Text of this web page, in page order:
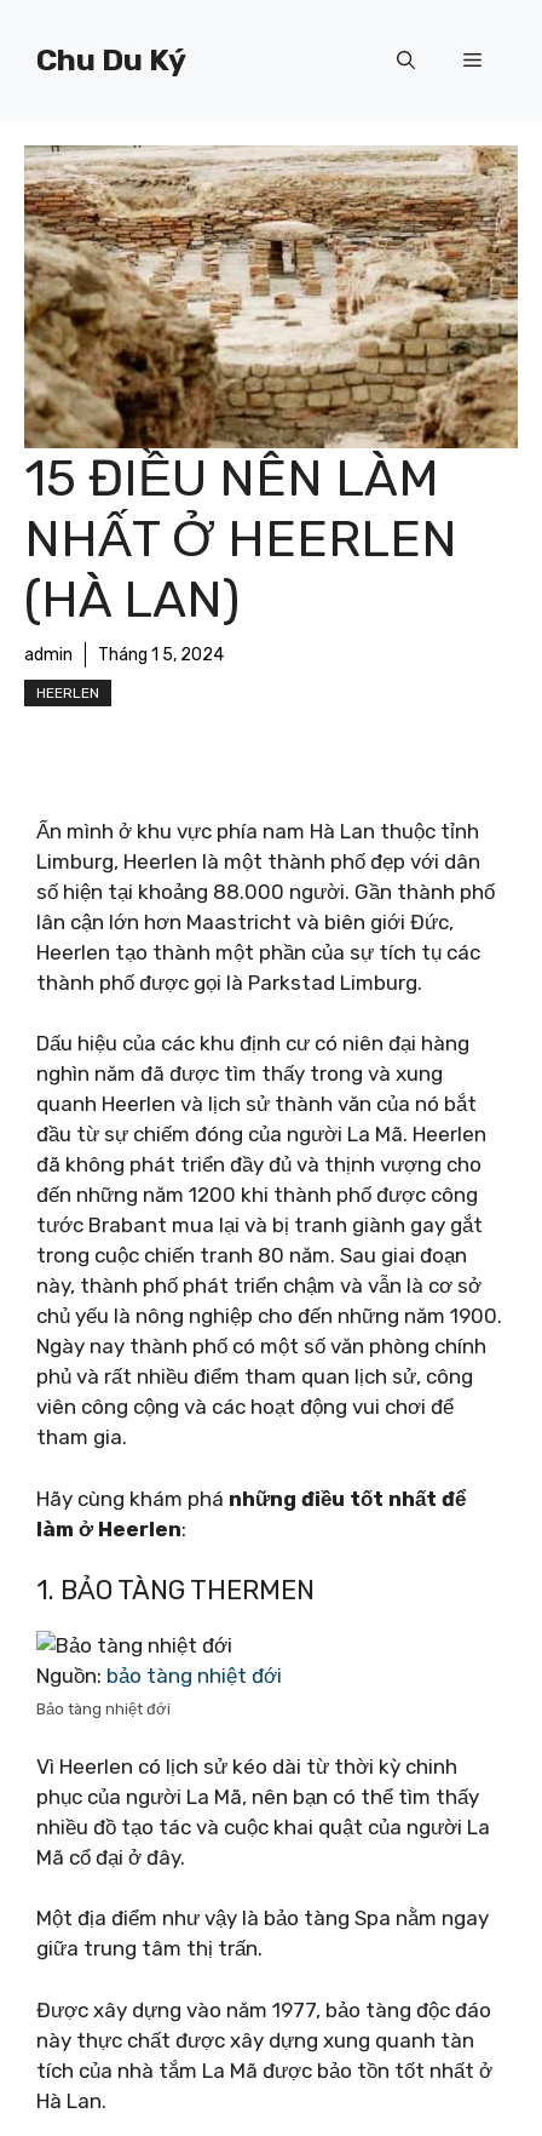
Chu Du Ký Menu
15 ĐIỀU NÊN LÀM
NHẤT Ở HEERLEN
(HÀ LAN)
admin Tháng 1 5, 2024
HEERLEN
Ẩn mình ở khu vực phía nam Hà Lan thuộc tỉnh
Limburg, Heerlen là một thành phố đẹp với dân
số hiện tại khoảng 88.000 người. Gần thành phố
lân cận lớn hơn Maastricht và biên giới Đức,
Heerlen tạo thành một phần của sự tích tụ các
thành phố được gọi là Parkstad Limburg.
Dấu hiệu của các khu định cư có niên đại hàng
nghìn năm đã được tìm thấy trong và xung
quanh Heerlen và lịch sử thành văn của nó bắt
đầu từ sự chiếm đóng của người La Mã. Heerlen
đã không phát triển đầy đủ và thịnh vượng cho
đến những năm 1200 khi thành phố được công
tước Brabant mua lại và bị tranh giành gay gắt
trong cuộc chiến tranh 80 năm. Sau giai đoạn
này, thành phố phát triển chậm và vẫn là cơ sở
chủ yếu là nông nghiệp cho đến những năm 1900.
Ngày nay thành phố có một số văn phòng chính
phủ và rất nhiều điểm tham quan lịch sử, công
viên công cộng và các hoạt động vui chơi để
tham gia.
Hãy cùng khám phá những điều tốt nhất để
làm ở Heerlen:
1. BẢO TÀNG THERMEN
Nguồn: bảo tàng nhiệt đới
Bảo tàng nhiệt đới
Vì Heerlen có lịch sử kéo dài từ thời kỳ chinh
phục của người La Mã, nên bạn có thể tìm thấy
nhiều đồ tạo tác và cuộc khai quật của người La
Mã cổ đại ở đây.
Một địa điểm như vậy là bảo tàng Spa nằm ngay
giữa trung tâm thị trấn.
Được xây dựng vào năm 1977, bảo tàng độc đáo
này thực chất được xây dựng xung quanh tàn
tích của nhà tắm La Mã được bảo tồn tốt nhất ở
Hà Lan.